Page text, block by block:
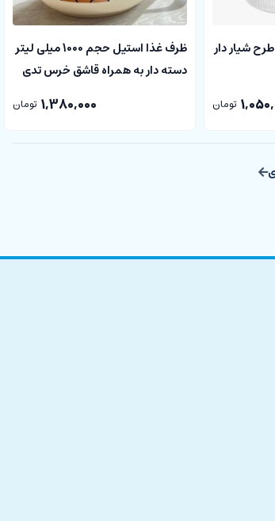
شیار دار
تومان
ظرف غذا استیل حجم 1000 میلی لیتر
دسته دار به همراه قاشق خرس تدی
1,380,000 تومان